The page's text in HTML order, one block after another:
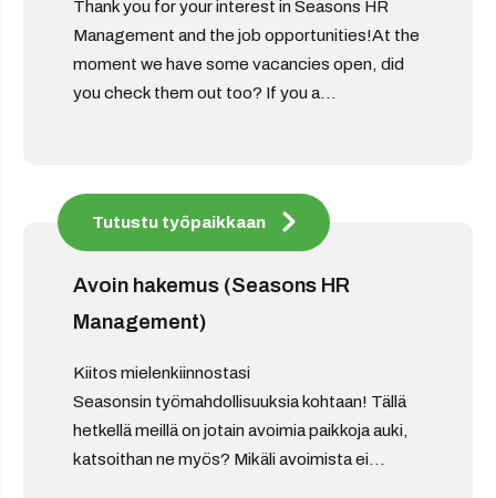
Thank you for your interest in Seasons HR
Management and the job opportunities!At the
moment we have some vacancies open, did
you check them out too? If you a...
Tutustu työpaikkaan
Avoin hakemus (Seasons HR
Management)
Kiitos mielenkiinnostasi
Seasonsin työmahdollisuuksia kohtaan! Tällä
hetkellä meillä on jotain avoimia paikkoja auki,
katsoithan ne myös? Mikäli avoimista ei...